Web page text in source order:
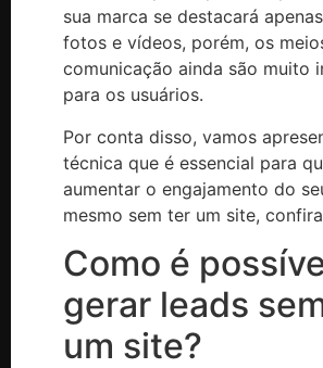
sua marca se destacará
fotos e vídeos, porém, os
comunicação ainda são muito
para os usuários.
Por conta disso, vamos
técnica que é essencial para
aumentar o engajamento do
mesmo sem ter um site,
Como é
gerar leads
um site?